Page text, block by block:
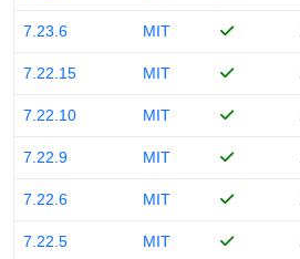
7.23.6 MIT
7.22.15 MIT
7.22.10 MIT
7.22.9 MIT
7.22.6 MIT
7.22.5 MIT